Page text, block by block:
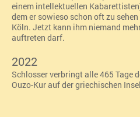
einem intellektuellen
dem er sowieso schon oft zu
Köln. Jetzt kann ihm niemand
auftreten darf.
2022
Schlosser verbringt alle 465 Tage
Ouzo-Kur auf der griechischen